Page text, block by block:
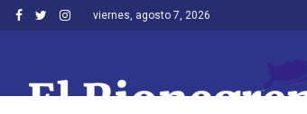
viernes, agosto 7, 2026